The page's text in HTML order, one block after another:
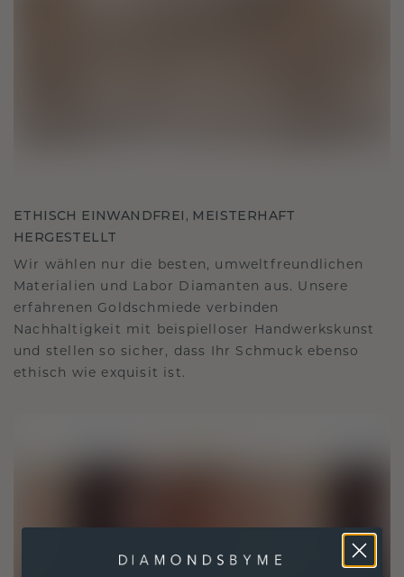
ETHISCH EINWANDFREI, MEISTERHAFT
HERGESTELLT
Wir wählen nur die besten, umweltfreundlichen
Materialien und Labor Diamanten aus. Unsere
erfahrenen Goldschmiede verbinden
Nachhaltigkeit mit beispielloser Handwerkskunst
und stellen so sicher, dass Ihr Schmuck ebenso
ethisch wie exquisit ist.